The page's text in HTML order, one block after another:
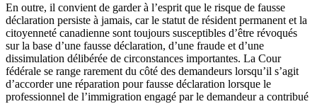
En outre, il convient de garder à l’esprit que le risque de fausse
déclaration persiste à jamais, car le statut de résident permanent et la
citoyenneté canadienne sont toujours susceptibles d’être révoqués
sur la base d’une fausse déclaration, d’une fraude et d’une
dissimulation délibérée de circonstances importantes. La Cour
fédérale se range rarement du côté des demandeurs lorsqu’il s’agit
d’accorder une réparation pour fausse déclaration lorsque le
professionnel de l’immigration engagé par le demandeur a contribué